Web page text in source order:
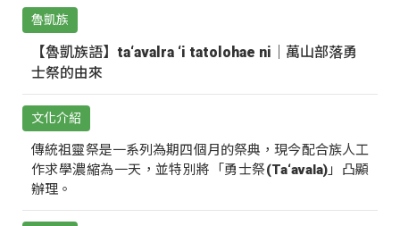
魯凱族
【魯凱族語】ta‘avalra ‘i tatolohae ni｜萬山部落勇
士祭的由來
文化介紹
傳統祖靈祭是一系列為期四個月的祭典，現今配合族人工
作求學濃縮為一天，並特別將「勇士祭(Ta‘avala)」凸顯
辦理。